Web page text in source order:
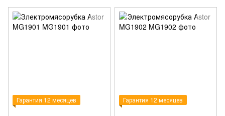
Гарантия 12 месяцев Гарантия 12 месяцев